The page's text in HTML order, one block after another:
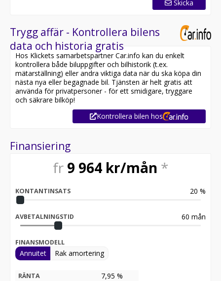
0kr kontantinsats
För mer information eller bokning av provkörning är du
välkommen att höra av dig till oss
Skicka
Trygg affär - Kontrollera bilens
data och historia gratis
Hos Klickets samarbetspartner Car.info kan du enkelt
kontrollera både biluppgifter och bilhistorik (t.ex.
mätarställning) eller andra viktiga data när du ska köpa din
nästa nya eller begagnade bil. Tjänsten är helt gratis att
använda för privatpersoner - för ett smidigare, tryggare
och säkrare bilköp!
Kontrollera bilen hos
Finansiering
fr 9 964 kr/mån *
KONTANTINSATS 20 %
AVBETALNINGSTID 60 mån
FINANSMODELL
Annuitet Rak amortering
RÄNTA 7,95 %